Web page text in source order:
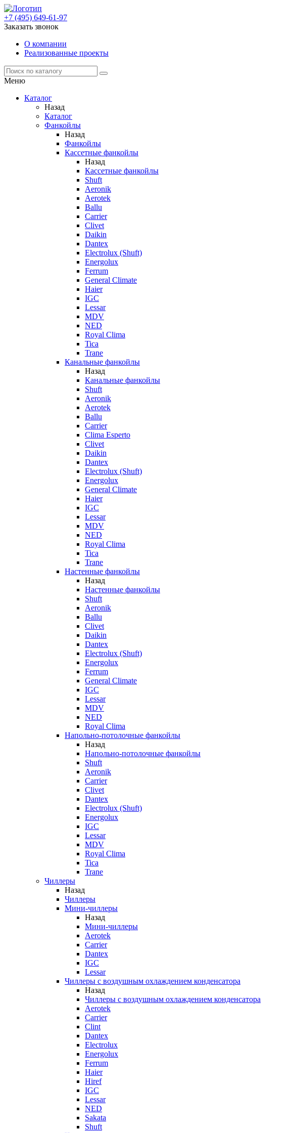
+7 (495) 649-61-97
Заказать звонок
О компании
Реализованные проекты
Меню
Каталог
Назад
Каталог
Фанкойлы
Назад
Фанкойлы
Кассетные фанкойлы
Назад
Кассетные фанкойлы
Shuft
Aeronik
Aerotek
Ballu
Carrier
Clivet
Daikin
Dantex
Electrolux (Shuft)
Energolux
Ferrum
General Climate
Haier
IGC
Lessar
MDV
NED
Royal Clima
Tica
Trane
Канальные фанкойлы
Назад
Канальные фанкойлы
Shuft
Aeronik
Aerotek
Ballu
Carrier
Clima Esperto
Clivet
Daikin
Dantex
Electrolux (Shuft)
Energolux
General Climate
Haier
IGC
Lessar
MDV
NED
Royal Clima
Tica
Trane
Настенные фанкойлы
Назад
Настенные фанкойлы
Shuft
Aeronik
Ballu
Clivet
Daikin
Dantex
Electrolux (Shuft)
Energolux
Ferrum
General Climate
IGC
Lessar
MDV
NED
Royal Clima
Напольно-потолочные фанкойлы
Назад
Напольно-потолочные фанкойлы
Shuft
Aeronik
Carrier
Clivet
Dantex
Electrolux (Shuft)
Energolux
IGC
Lessar
MDV
Royal Clima
Tica
Trane
Чиллеры
Назад
Чиллеры
Мини-чиллеры
Назад
Мини-чиллеры
Aerotek
Carrier
Dantex
IGC
Lessar
Чиллеры с воздушным охлаждением конденсатора
Назад
Чиллеры с воздушным охлаждением конденсатора
Aerotek
Carrier
Clint
Dantex
Electrolux
Energolux
Ferrum
Haier
Hiref
IGC
Lessar
NED
Sakata
Shuft